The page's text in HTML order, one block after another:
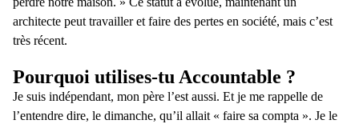
architecte peut travailler et faire des pertes en société, mais c’est
très récent.
Pourquoi utilises-tu Accountable ?
Je suis indépendant, mon père l’est aussi. Et je me rappelle de
l’entendre dire, le dimanche, qu’il allait « faire sa compta ». Je le